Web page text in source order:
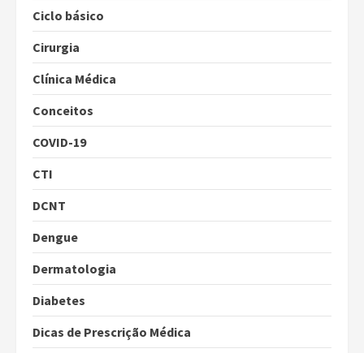
Ciclo básico
Cirurgia
Clínica Médica
Conceitos
COVID-19
CTI
DCNT
Dengue
Dermatologia
Diabetes
Dicas de Prescrição Médica